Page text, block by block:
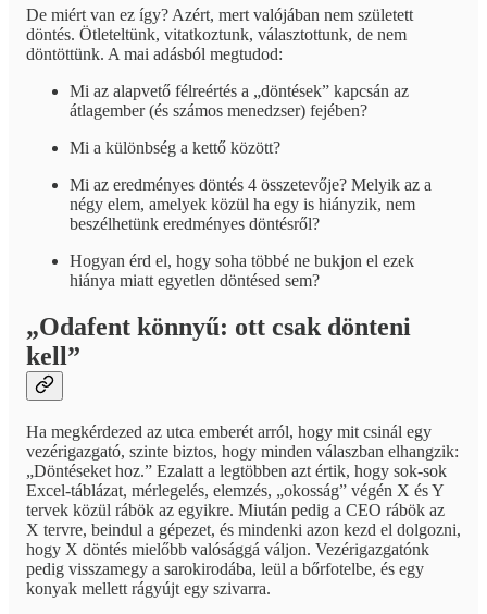
De miért van ez így? Azért, mert valójában nem született
döntés. Ötleteltünk, vitatkoztunk, választottunk, de nem
döntöttünk. A mai adásból megtudod:
Mi az alapvető félreértés a „döntések” kapcsán az
átlagember (és számos menedzser) fejében?
Mi a különbség a kettő között?
Mi az eredményes döntés 4 összetevője? Melyik az a
négy elem, amelyek közül ha egy is hiányzik, nem
beszélhetünk eredményes döntésről?
Hogyan érd el, hogy soha többé ne bukjon el ezek
hiánya miatt egyetlen döntésed sem?
„Odafent könnyű: ott csak dönteni
kell”
Ha megkérdezed az utca emberét arról, hogy mit csinál egy
vezérigazgató, szinte biztos, hogy minden válaszban elhangzik:
„Döntéseket hoz.” Ezalatt a legtöbben azt értik, hogy sok-sok
Excel-táblázat, mérlegelés, elemzés, „okosság” végén X és Y
tervek közül rábök az egyikre. Miután pedig a CEO rábök az
X tervre, beindul a gépezet, és mindenki azon kezd el dolgozni,
hogy X döntés mielőbb valósággá váljon. Vezérigazgatónk
pedig visszamegy a sarokirodába, leül a bőrfotelbe, és egy
konyak mellett rágyújt egy szivarra.